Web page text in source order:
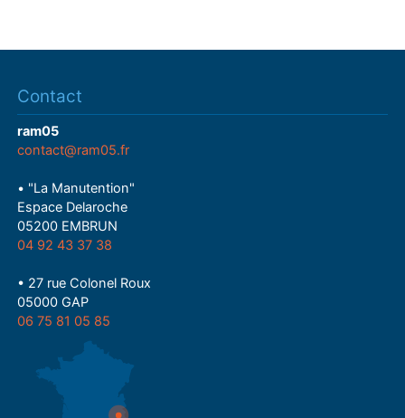
Contact
ram05
contact@ram05.fr
• "La Manutention"
Espace Delaroche
05200 EMBRUN
04 92 43 37 38
• 27 rue Colonel Roux
05000 GAP
06 75 81 05 85